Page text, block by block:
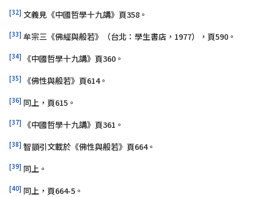
[32] 文義見《中國哲學十九講》頁358。
[33] 牟宗三《佛經與般若》（台北：學生書店，1977），頁590。
[34] 《中國哲學十九講》頁360。
[35] 《佛性與般若》頁614。
[36] 同上，頁615。
[37] 《中國哲學十九講》頁361。
[38] 智顗引文載於《佛性與般若》頁664。
[39] 同上。
[40] 同上，頁664-5。